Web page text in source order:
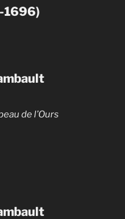
1696)
de l’Ours